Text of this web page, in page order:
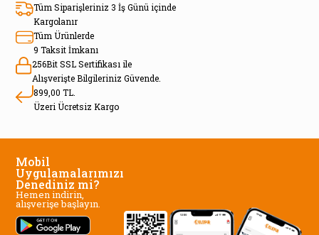
Tüm Siparişleriniz 3 İş Günü içinde
Kargolanır
Tüm Ürünlerde
9 Taksit İmkanı
256Bit SSL Sertifikası ile
Alışverişte Bilgileriniz Güvende.
899,00 TL.
Üzeri Ücretsiz Kargo
Mobil
Uygulamalarımızı
Denediniz mi?
Hemen indirin,
alışverişe başlayın.